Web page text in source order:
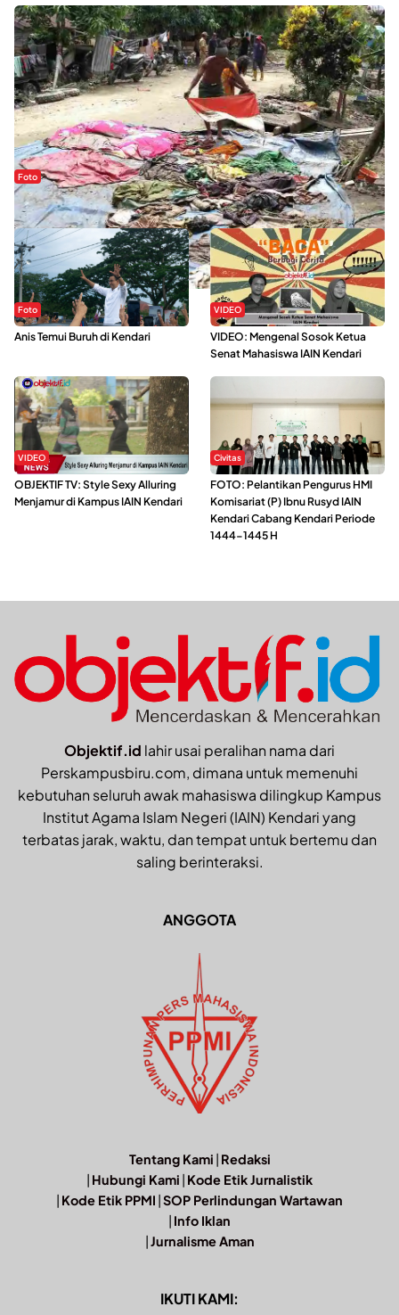
Foto
Sejak Banjir Bandang, Warga Butuhkan Air Bersih
Foto
Anis Temui Buruh di Kendari
VIDEO
VIDEO: Mengenal Sosok Ketua
Senat Mahasiswa IAIN Kendari
VIDEO
OBJEKTIF TV: Style Sexy Alluring
Menjamur di Kampus IAIN Kendari
Civitas
FOTO: Pelantikan Pengurus HMI
Komisariat (P) Ibnu Rusyd IAIN
Kendari Cabang Kendari Periode
1444-1445 H
Objektif.id lahir usai peralihan nama dari
Perskampusbiru.com, dimana untuk memenuhi
kebutuhan seluruh awak mahasiswa dilingkup Kampus
Institut Agama Islam Negeri (IAIN) Kendari yang
terbatas jarak, waktu, dan tempat untuk bertemu dan
saling berinteraksi.
ANGGOTA
Tentang Kami | Redaksi
| Hubungi Kami | Kode Etik Jurnalistik
| Kode Etik PPMI |SOP Perlindungan Wartawan
| Info Iklan
|Jurnalisme Aman
IKUTI KAMI: